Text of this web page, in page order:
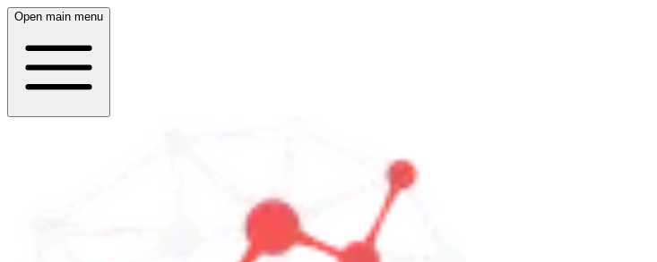
Open main menu